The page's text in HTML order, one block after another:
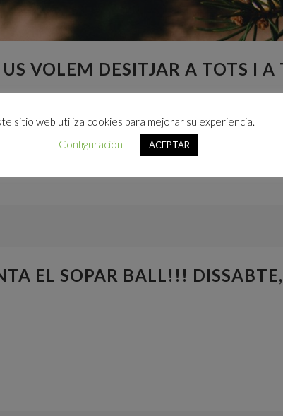
VOLEM DESITJAR A TOTS I
EL SOPAR BALL!!!
sitio web utiliza cookies para mejorar su experiencia.
Configuración
ACEPTAR